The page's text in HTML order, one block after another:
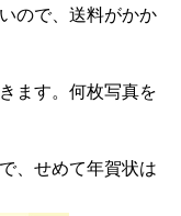
ので、送料がかか
ます。何枚写真を
、せめて年賀状は